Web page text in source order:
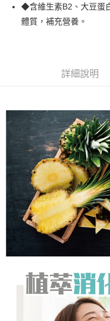
全盈+PAY
AFTEE先享後付
【「AFTEE先享後付」結帳流
１．於結帳方式選擇「
結帳頁面，進行簡訊認證並確
２．訂單成立數日內，您將收
３．收到繳費通知簡訊後14
ATM／網路銀行／等多元方
※ 請注意：結帳手續完成當下
購買商品的店家。未經商家同
後付繳納相關費用。
※ 交易是否成功請以「
是否繳費成功／繳費後需取
客戶支援中心」https://
１．透過由恩沛科技股份有限
易，需依本服務之必要範圍內
權轉讓予恩沛科技股份有限公
２．關於個人資料處理事宜，
https://aftee.tw/terms/#terms3
全家取貨付款
每筆NT$70，滿NT$600(含
7-11取貨付款
每筆NT$70，滿NT$600(
宅配
每筆NT$80，滿NT$600(
郵局（離島配送）
每筆NT$125
免運費
◆含維生素B2、大豆蛋
體質，補充營養。
詳細說明